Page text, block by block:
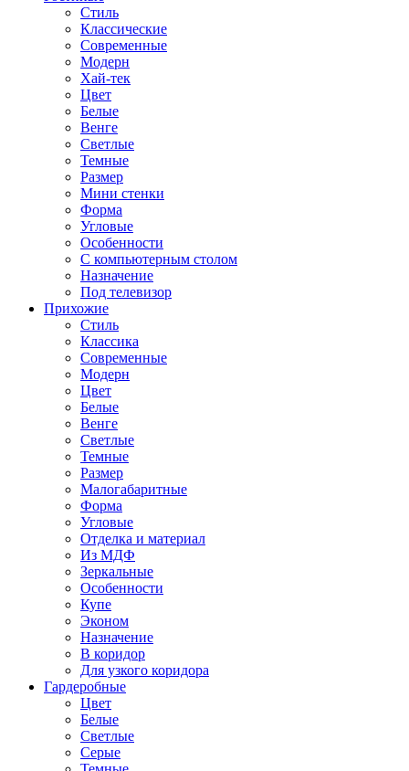
Стиль
Классические
Современные
Модерн
Хай-тек
Цвет
Белые
Венге
Светлые
Темные
Размер
Мини стенки
Форма
Угловые
Особенности
С компьютерным столом
Назначение
Под телевизор
Прихожие
Стиль
Классика
Современные
Модерн
Цвет
Белые
Венге
Светлые
Темные
Размер
Малогабаритные
Форма
Угловые
Отделка и материал
Из МДФ
Зеркальные
Особенности
Купе
Эконом
Назначение
В коридор
Для узкого коридора
Гардеробные
Цвет
Белые
Светлые
Серые